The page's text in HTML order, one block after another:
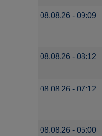
08.08.26 - 09:09
08.08.26 - 08:12
08.08.26 - 07:12
08.08.26 - 05:00